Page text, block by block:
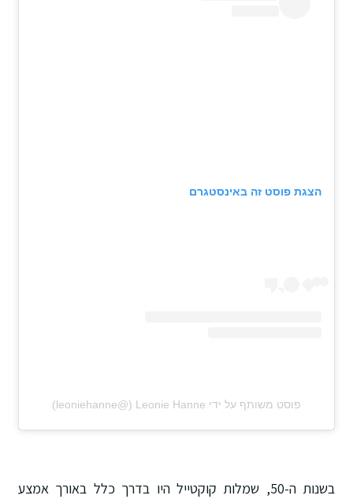
הצגת פוסט זה באינסטגרם
פוסט משותף על ידי ‏‎Leonie Hanne‎‏ (@‏‎leoniehanne‎‏)
בשנות ה-50, שמלות קוקטייל היו בדרך כלל באורך אמצע